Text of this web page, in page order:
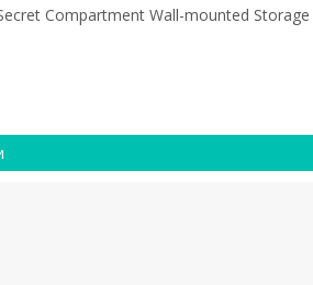
Compartment Wall-mounted